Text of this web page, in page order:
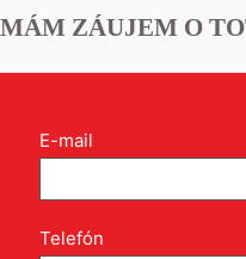
MÁM ZÁUJEM O
Kontakt
formulár
E-mail
Telefón